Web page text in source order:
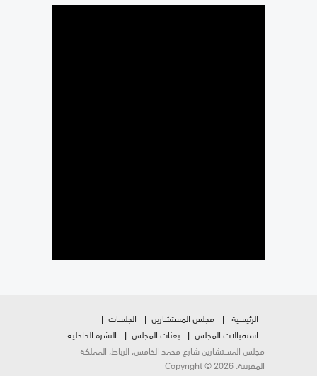
الرئيسية مجلس المستشارين
الجلسات
استقبالات المجلس
بعثات المجلس
النشرة الداخلية
مجلس المستشارين شارع محمد الخامس، الرباط، المملكة
المغربية. Copyright © 2026